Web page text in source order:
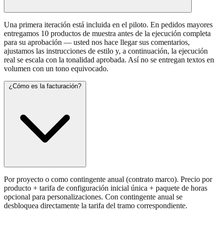
Una primera iteración está incluida en el piloto. En pedidos mayores
entregamos 10 productos de muestra antes de la ejecución completa
para su aprobación — usted nos hace llegar sus comentarios,
ajustamos las instrucciones de estilo y, a continuación, la ejecución
real se escala con la tonalidad aprobada. Así no se entregan textos en
volumen con un tono equivocado.
¿Cómo es la facturación?
Por proyecto o como contingente anual (contrato marco). Precio por
producto + tarifa de configuración inicial única + paquete de horas
opcional para personalizaciones. Con contingente anual se
desbloquea directamente la tarifa del tramo correspondiente.